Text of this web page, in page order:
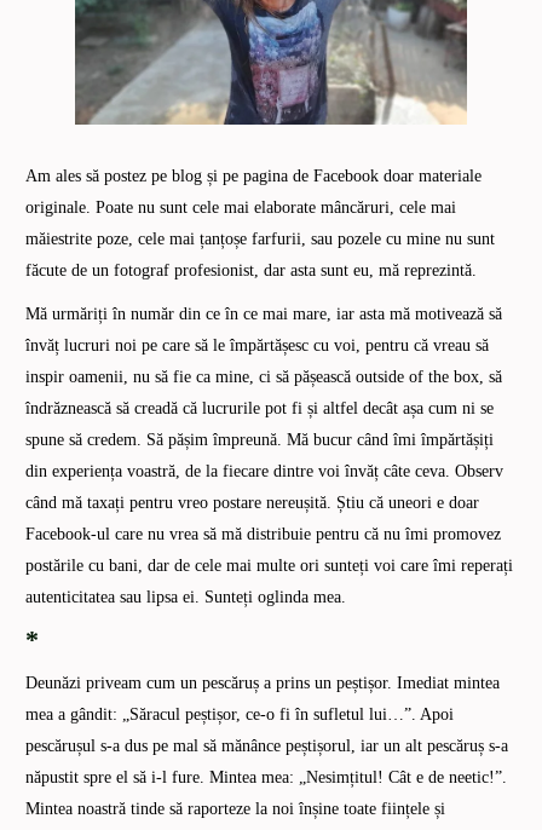
Am ales să postez pe blog și pe pagina de Facebook doar materiale
originale. Poate nu sunt cele mai elaborate mâncăruri, cele mai
măiestrite poze, cele mai țanțoșe farfurii, sau pozele cu mine nu sunt
făcute de un fotograf profesionist, dar asta sunt eu, mă reprezintă.
Mă urmăriți în număr din ce în ce mai mare, iar asta mă motivează să
învăț lucruri noi pe care să le împărtășesc cu voi, pentru că vreau să
inspir oamenii, nu să fie ca mine, ci să pășească outside of the box, să
îndrăznească să creadă că lucrurile pot fi și altfel decât așa cum ni se
spune să credem. Să pășim împreună. Mă bucur când îmi împărtășiți
din experiența voastră, de la fiecare dintre voi învăț câte ceva. Observ
când mă taxați pentru vreo postare nereușită. Știu că uneori e doar
Facebook-ul care nu vrea să mă distribuie pentru că nu îmi promovez
postările cu bani, dar de cele mai multe ori sunteți voi care îmi reperați
autenticitatea sau lipsa ei. Sunteți oglinda mea.
*
Deunăzi priveam cum un pescăruș a prins un peștișor. Imediat mintea
mea a gândit: „Săracul peștișor, ce-o fi în sufletul lui…”. Apoi
pescărușul s-a dus pe mal să mănânce peștișorul, iar un alt pescăruș s-a
năpustit spre el să i-l fure. Mintea mea: „Nesimțitul! Cât e de neetic!”.
Mintea noastră tinde să raporteze la noi înșine toate ființele și